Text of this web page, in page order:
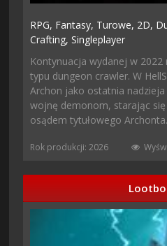
RPG, Fantasy, Turowe, 2D,
Crafting,Singleplayer
Kontynuacja wydanej w 2022
typu dungeon crawler. W
Archon jako ostatnia
wojnę demonom, starając
osądem tytułowego Archonta.
Rok produkcji: 2026